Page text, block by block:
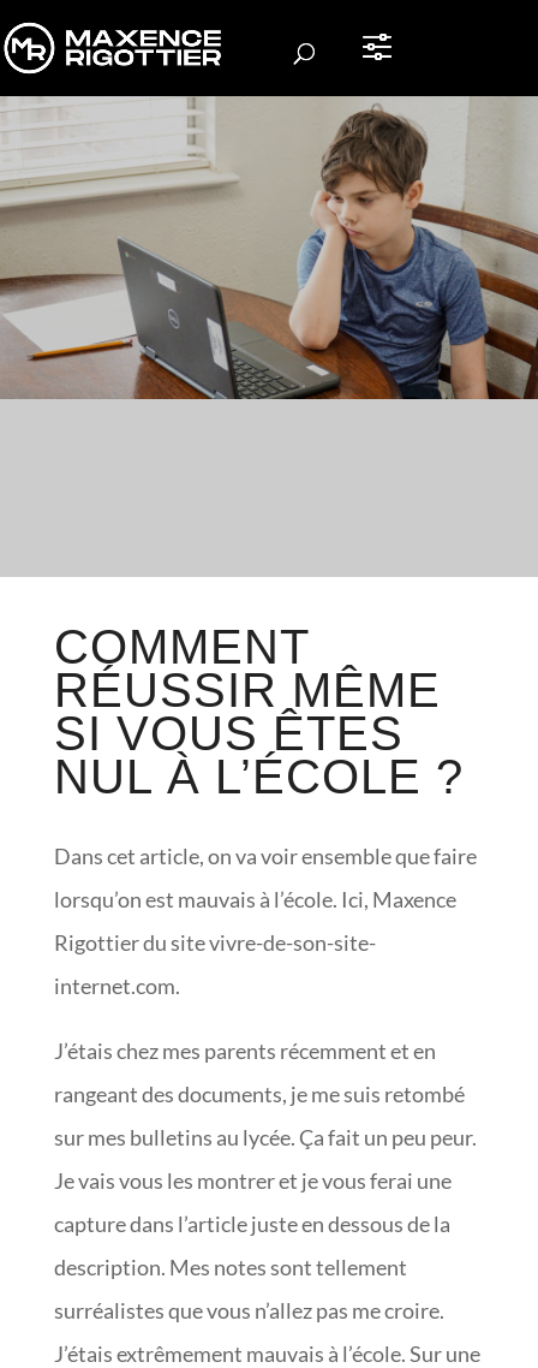
COMMENT
RÉUSSIR MÊME
SI VOUS ÊTES
NUL À L’ÉCOLE ?
Dans cet article, on va voir ensemble que faire
lorsqu’on est mauvais à l’école. Ici, Maxence
Rigottier du site vivre-de-son-site-
internet.com.
J’étais chez mes parents récemment et en
rangeant des documents, je me suis retombé
sur mes bulletins au lycée. Ça fait un peu peur.
Je vais vous les montrer et je vous ferai une
capture dans l’article juste en dessous de la
description. Mes notes sont tellement
surréalistes que vous n’allez pas me croire.
J’étais extrêmement mauvais à l’école. Sur une